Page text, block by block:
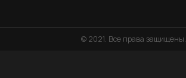
© 2021. Все права защищены.